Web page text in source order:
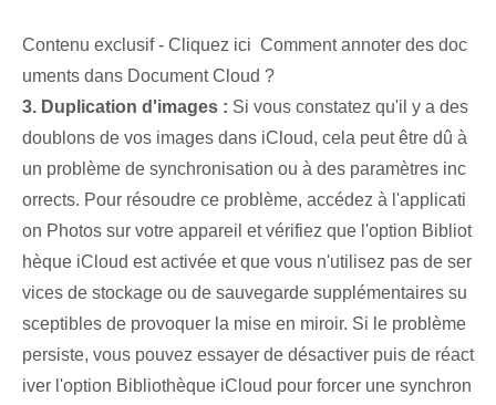
Contenu exclusif - Cliquez ici Comment annoter des doc
uments dans Document Cloud ?
3. Duplication d'images : Si vous constatez qu'il y a des
doublons de vos images dans iCloud, cela peut être dû à
un problème de synchronisation ou à des paramètres inc
orrects. Pour résoudre ce problème, accédez à l'applicati
on Photos sur votre appareil et vérifiez que l'option Bibliot
hèque iCloud est activée et que vous n'utilisez pas de ser
vices de stockage ou de sauvegarde supplémentaires su
sceptibles de provoquer la mise en miroir. Si le problème
persiste, vous pouvez essayer de désactiver puis de réact
iver l'option Bibliothèque iCloud pour forcer une synchron